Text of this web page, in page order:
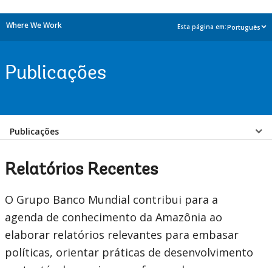
Where We Work Esta página em:Português
Publicações
Select
Sub
navigation
page selecting
Publicações
Relatórios Recentes
O Grupo Banco Mundial contribui para a
agenda de conhecimento da Amazônia ao
elaborar relatórios relevantes para embasar
políticas, orientar práticas de desenvolvimento